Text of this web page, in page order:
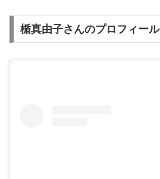
楯真由子さんのプロフィール